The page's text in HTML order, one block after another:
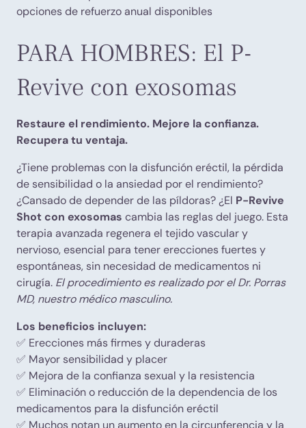
opciones de refuerzo anual disponibles
PARA HOMBRES: El P-
Revive con exosomas
Restaure el rendimiento. Mejore la confianza.
Recupera tu ventaja.
¿Tiene problemas con la disfunción eréctil, la pérdida
de sensibilidad o la ansiedad por el rendimiento?
¿Cansado de depender de las píldoras? ¿El P-Revive
Shot con exosomas cambia las reglas del juego. Esta
terapia avanzada regenera el tejido vascular y
nervioso, esencial para tener erecciones fuertes y
espontáneas, sin necesidad de medicamentos ni
cirugía. El procedimiento es realizado por el Dr. Porras
MD, nuestro médico masculino.
Los beneficios incluyen:
✅ Erecciones más firmes y duraderas
✅ Mayor sensibilidad y placer
✅ Mejora de la confianza sexual y la resistencia
✅ Eliminación o reducción de la dependencia de los
medicamentos para la disfunción eréctil
✅ Muchos notan un aumento en la circunferencia y la